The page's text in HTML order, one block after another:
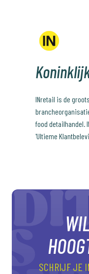
INretail is de
food detailhandel.
'Ultieme
SCHRIJF JE